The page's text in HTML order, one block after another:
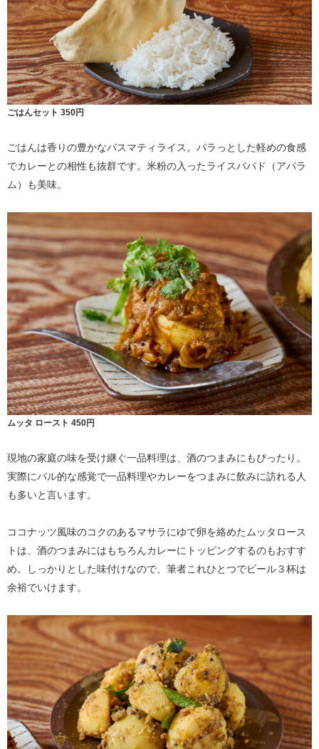
ごはんセット 350円
ごはんは香りの豊かなバスマティライス。パラっとした軽めの食感
でカレーとの相性も抜群です。米粉の入ったライスパパド（アパラ
ム）も美味。
ムッタ ロースト 450円
現地の家庭の味を受け継ぐ一品料理は、酒のつまみにもぴったり。
実際にバル的な感覚で一品料理やカレーをつまみに飲みに訪れる人
も多いと言います。
ココナッツ風味のコクのあるマサラにゆで卵を絡めたムッタロース
トは、酒のつまみにはもちろんカレーにトッピングするのもおすす
め。しっかりとした味付けなので、筆者これひとつでビール３杯は
余裕でいけます。